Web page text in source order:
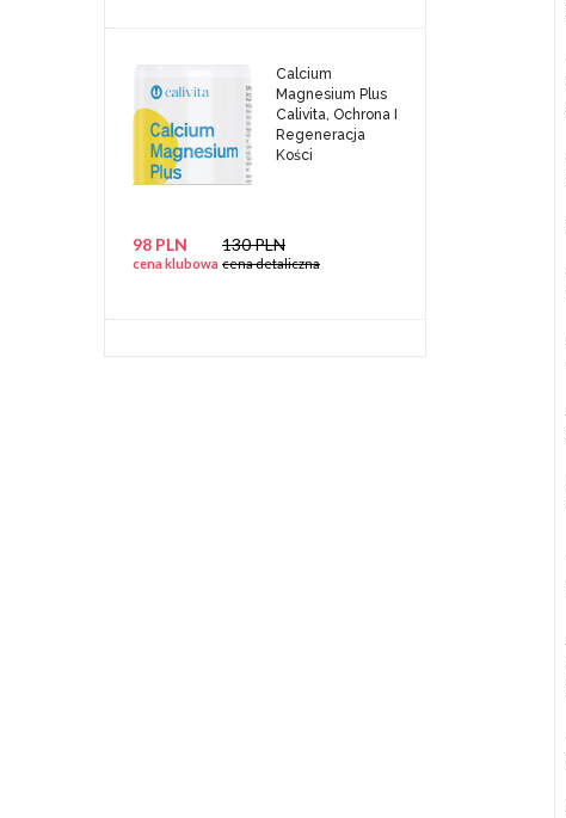
Calcium
Magnesium Plus
Calivita, Ochrona I
Regeneracja
Kości
98 PLN
cena klubowa
130 PLN
cena detaliczna